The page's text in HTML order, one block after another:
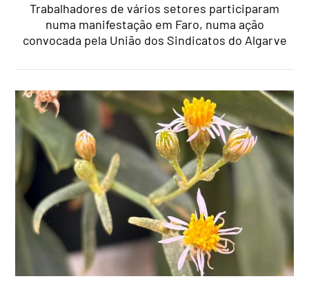
Trabalhadores de vários setores participaram
numa manifestação em Faro, numa ação
convocada pela União dos Sindicatos do Algarve